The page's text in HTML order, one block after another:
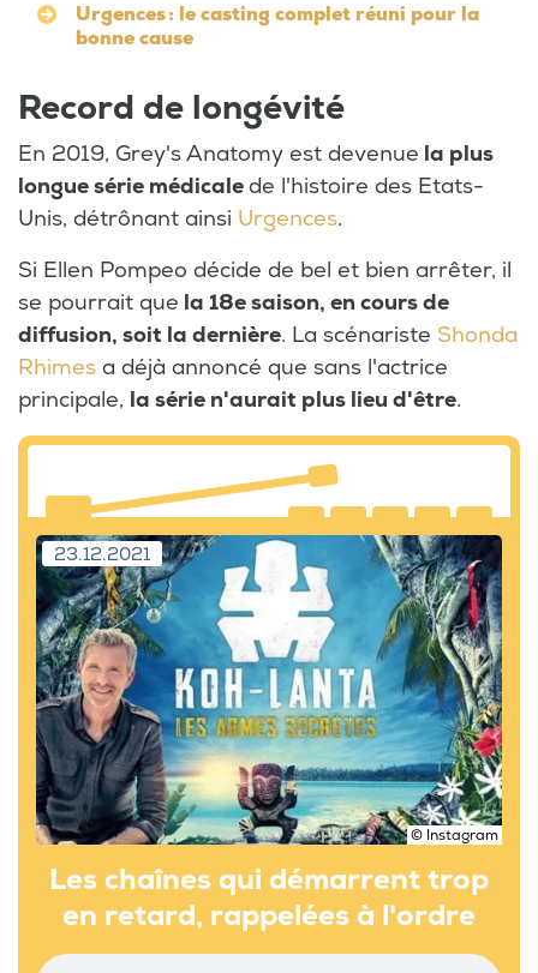
Urgences : le casting complet réuni pour la
bonne cause
Record de longévité
En 2019, Grey's Anatomy est devenue la plus
longue série médicalede l'histoire des Etats-
Unis, détrônant ainsi Urgences.
Si Ellen Pompeo décide de bel et bien arrêter, il
se pourrait que la 18e saison, en cours de
diffusion, soit la dernière. La scénariste Shonda
Rhimes a déjà annoncé que sans l'actrice
principale, la série n'aurait plus lieu d'être.
© Instagram
23.12.2021
Les chaînes qui démarrent trop
en retard, rappelées à l'ordre